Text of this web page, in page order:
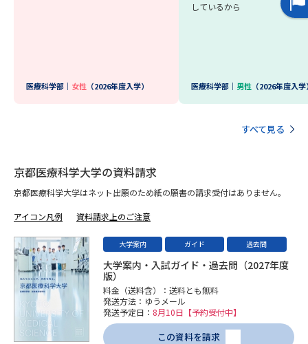
テレメール全国一斉進学調査
学問発見 学問検索
大学で学びたい学問発見
学問のミニ講義「夢ナビ講義」 学問分野解説
学問の教科書 夢ナビライブ
医療科学部｜ 女性 （2026年度入学）
しているから
医療科学部｜ 男性 （2026年度入
すべて見る
京都医療科学大学の資料請求
京都医療科学大学はネット出願のため紙の願書の請求受付はありません。
アイコン凡例 資料請求上のご注意
大学案内 ガイド 過去問
大学案内・入試ガイド・過去問（2027年度
版）
料金（送料含）：送料とも無料
発送方法：ゆうメール
発送予定日： 8月10日【予約受付中】
この資料を請求